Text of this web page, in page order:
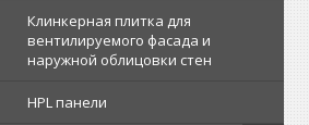
Клинкерная плитка для
вентилируемого фасада и
наружной облицовки стен
HPL панели